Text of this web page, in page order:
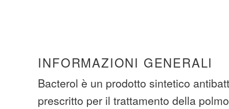
INFORMAZIONI GENERALI
Bacterol è un prodotto sintetico
prescritto per il trattamento della